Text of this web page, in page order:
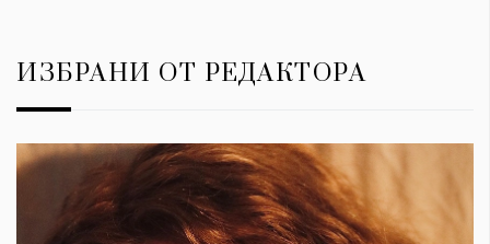
ИЗБРАНИ ОТ РЕДАКТОРА